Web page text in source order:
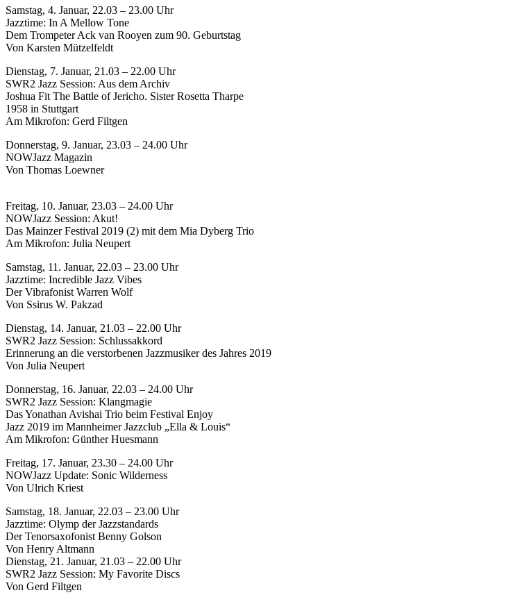
Samstag, 4. Januar, 22.03 – 23.00 Uhr
Jazztime: In A Mellow Tone
Dem Trompeter Ack van Rooyen zum 90. Geburtstag
Von Karsten Mützelfeldt
Dienstag, 7. Januar, 21.03 – 22.00 Uhr
SWR2 Jazz Session: Aus dem Archiv
Joshua Fit The Battle of Jericho. Sister Rosetta Tharpe
1958 in Stuttgart
Am Mikrofon: Gerd Filtgen
Donnerstag, 9. Januar, 23.03 – 24.00 Uhr
NOWJazz Magazin
Von Thomas Loewner
Freitag, 10. Januar, 23.03 – 24.00 Uhr
NOWJazz Session: Akut!
Das Mainzer Festival 2019 (2) mit dem Mia Dyberg Trio
Am Mikrofon: Julia Neupert
Samstag, 11. Januar, 22.03 – 23.00 Uhr
Jazztime: Incredible Jazz Vibes
Der Vibrafonist Warren Wolf
Von Ssirus W. Pakzad
Dienstag, 14. Januar, 21.03 – 22.00 Uhr
SWR2 Jazz Session: Schlussakkord
Erinnerung an die verstorbenen Jazzmusiker des Jahres 2019
Von Julia Neupert
Donnerstag, 16. Januar, 22.03 – 24.00 Uhr
SWR2 Jazz Session: Klangmagie
Das Yonathan Avishai Trio beim Festival Enjoy
Jazz 2019 im Mannheimer Jazzclub „Ella & Louis“
Am Mikrofon: Günther Huesmann
Freitag, 17. Januar, 23.30 – 24.00 Uhr
NOWJazz Update: Sonic Wilderness
Von Ulrich Kriest
Samstag, 18. Januar, 22.03 – 23.00 Uhr
Jazztime: Olymp der Jazzstandards
Der Tenorsaxofonist Benny Golson
Von Henry Altmann
Dienstag, 21. Januar, 21.03 – 22.00 Uhr
SWR2 Jazz Session: My Favorite Discs
Von Gerd Filtgen